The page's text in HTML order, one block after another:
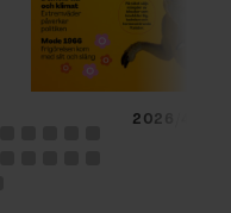
2026/4